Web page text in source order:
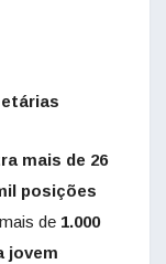
mais de 26
posições
de 1.000
jovem